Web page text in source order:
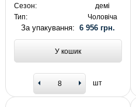
Сезон:
демі
Тип:
Чоловіча
За упакування: 6 956 грн.
У кошик
шт